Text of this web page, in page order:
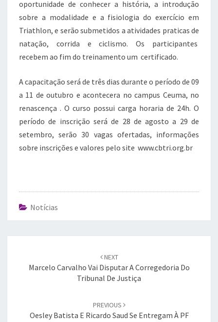
oportunidade de conhecer a história, a introdução
sobre a modalidade e a fisiologia do exercício em
Triathlon, e serão submetidos a atividades praticas de
natação, corrida e ciclismo. Os participantes
recebem ao fim do treinamento um certificado.
A capacitação será de três dias durante o período de 09
a 11 de outubro e acontecera no campus Ceuma, no
renascença . O curso possui carga horaria de 24h. O
período de inscrição será de 28 de agosto a 29 de
setembro, serão 30 vagas ofertadas, informações
sobre inscrições e valores pelo site www.cbtri.org.br
Notícias
NEXT
Marcelo Carvalho Vai Disputar A Corregedoria Do
Tribunal De Justiça
PREVIOUS
Oesley Batista E Ricardo Saud Se Entregam À PF